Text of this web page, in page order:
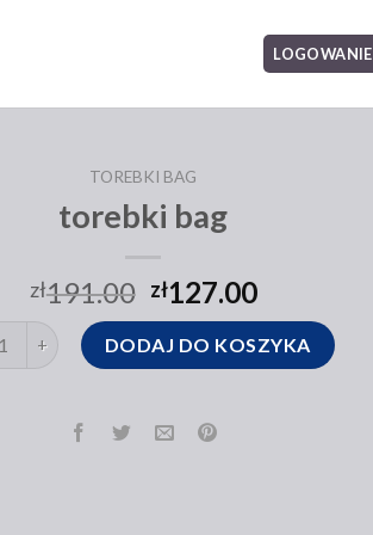
LOGOWANIE
TOREBKI BAG
torebki bag
zł191.00 zł127.00
bag DODAJ DO KOSZYKA